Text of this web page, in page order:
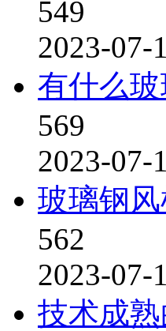
549
2023-07-
有什么
569
2023-07-
玻璃钢
562
2023-07-
技术成